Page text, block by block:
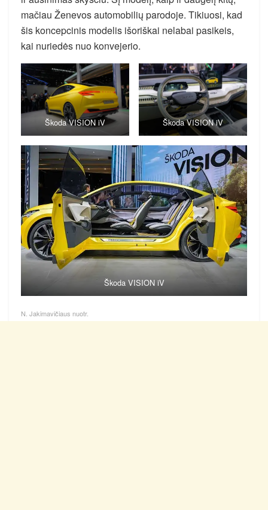
mačiau Ženevos automobilių parodoje. Tikiuosi, kad
šis koncepcinis modelis išoriškai nelabai pasikeis,
kai nuriedės nuo konvejerio.
Škoda VISION iV Škoda VISION iV
Škoda VISION iV
N. Jakimavičiaus nuotr.